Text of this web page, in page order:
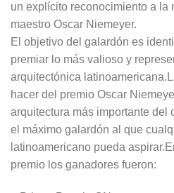
un explícito reconocimiento a la
maestro Oscar Niemeyer.
El objetivo del galardón es
premiar lo más valioso y
arquitectónica
hacer del premio Oscar
arquitectura más importante del
el máximo galardón al que
latinoamericano pueda
premio los ganadores fueron: